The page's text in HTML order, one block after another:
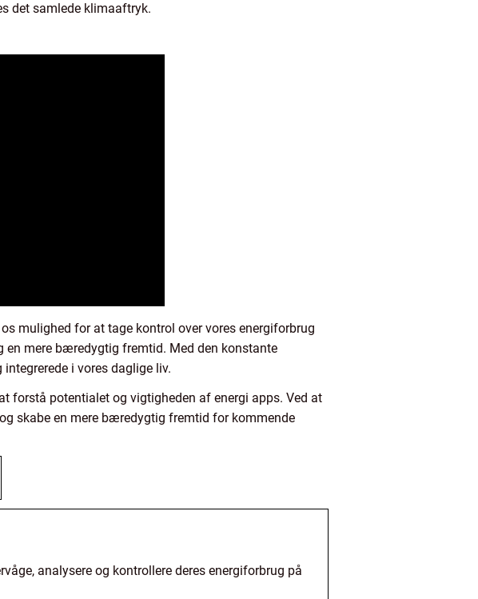
det samlede klimaaftryk.
mulighed for at tage kontrol over vores energiforbrug
en mere bæredygtig fremtid. Med den konstante
i vores daglige liv.
forstå potentialet og vigtigheden af energi apps. Ved at
skabe en mere bæredygtig fremtid for kommende
analysere og kontrollere deres energiforbrug på